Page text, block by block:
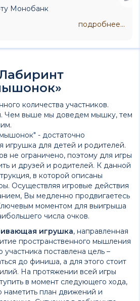
Монобанк
подробнее...
количества участников.
Чем выше мы доведем мышку, тем
- достаточно
игрушка для детей и родителей.
не ограничено, поэтому для игры
и друзей и родителей. К данной
в которой описаны
Осуществляя игровые действия
Вы медленно продвигаетесь
моментом для выигрыша
числа очков.
игрушка, направленная
пространственного мышления
поставлена цель –
до финиша, а для этого стоит
На протяжении всей игры
в момент следующего хода,
наметить план движений и